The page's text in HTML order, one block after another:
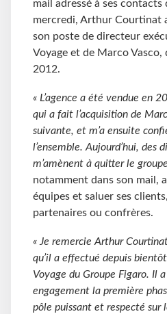
mail adressé à ses
mercredi, Arthur Courtinat
son poste de directeur
Voyage et de Marco
2012.
« L’agence a été vendue en
qui a fait l’acquisition de
suivante, et m’a ensuite
l’ensemble. Aujourd’hui, des
m’amènent à quitter le
notamment dans son mail,
équipes et saluer ses
partenaires ou confrères.
« Je remercie Arthur
qu’il a effectué depuis
Voyage du Groupe Figaro. Il
engagement la première
pôle puissant et respecté sur